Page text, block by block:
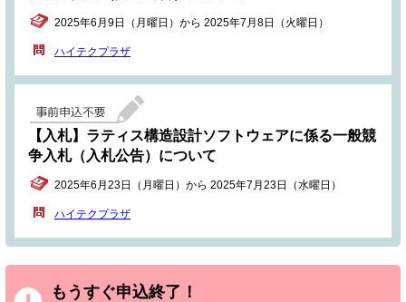
2025年6月9日（月曜日）から 2025年7月8日（火曜日）
ハイテクプラザ
【入札】ラティス構造設計ソフトウェアに係る一般競
争入札（入札公告）について
2025年6月23日（月曜日）から 2025年7月23日（水曜日）
ハイテクプラザ
もうすぐ申込終了！